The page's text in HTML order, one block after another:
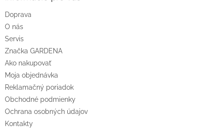
e
Doprava
O nás
Servis
Značka GARDENA
Ako nakupovať
Moja objednávka
Reklamačný poriadok
Obchodné podmienky
Ochrana osobných údajov
Kontakty